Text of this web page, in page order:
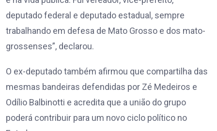
deputado federal e deputado estadual, sempre
trabalhando em defesa de Mato Grosso e dos mato-
grossenses”, declarou.
O ex-deputado também afirmou que compartilha das
mesmas bandeiras defendidas por Zé Medeiros e
Odílio Balbinotti e acredita que a união do grupo
poderá contribuir para um novo ciclo político no